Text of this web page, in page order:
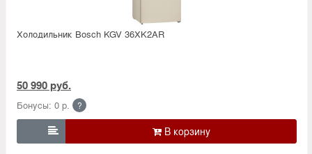
Холодильник Bosсh KGV 36XK2AR
50 990 руб.
Бонусы: 0 р. ?
